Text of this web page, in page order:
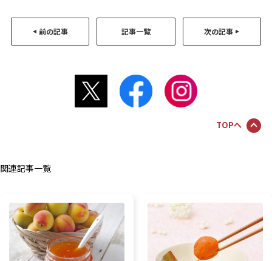
前の記事 記事一覧 次の記事
TOPへ
関連記事一覧